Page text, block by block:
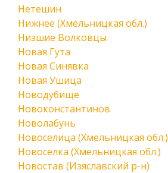
Нетешин
Нижнее (Хмельницкая обл.)
Низшие Волковцы
Новая Гута
Новая Синявка
Новая Ушица
Новодубище
Новоконстантинов
Новолабунь
Новоселица (Хмельницкая обл.)
Новоселка (Хмельницкая обл.)
Новостав (Изяславский р-н)